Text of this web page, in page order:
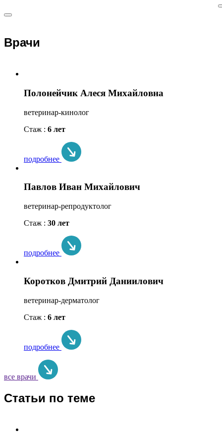
Врачи
Полонейчик Алеся Михайловна
ветеринар-кинолог
Стаж : 6 лет
подробнее
Павлов Иван Михайлович
ветеринар-репродуктолог
Стаж : 30 лет
подробнее
Коротков Дмитрий Даниилович
ветеринар-дерматолог
Стаж : 6 лет
подробнее
все врачи
Статьи по теме